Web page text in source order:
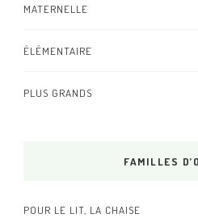
MATERNELLE
ÉLÉMENTAIRE
PLUS GRANDS
FAMILLES
POUR LE LIT, LA CHAISE